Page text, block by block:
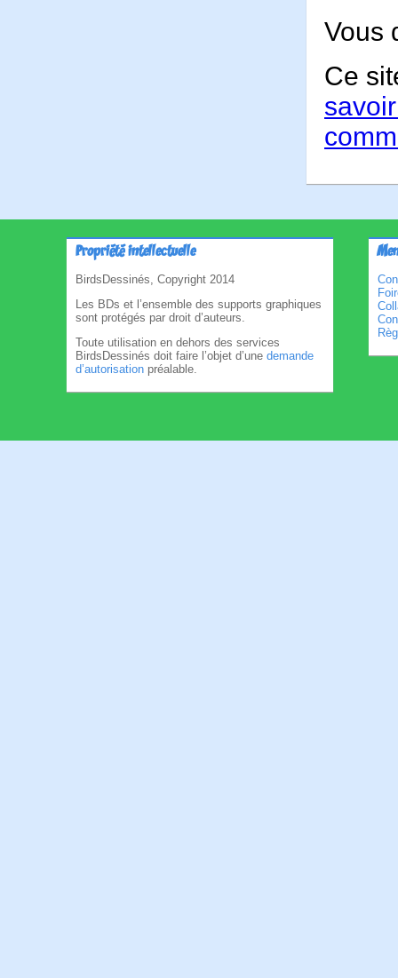
Vous
Ce
Propriété intellectuelle
BirdsDessinés, Copyright 2014
Les BDs et l’ensemble des supports graphiques
sont protégés par droit d’auteurs.
Toute utilisation en dehors des services
BirdsDessinés doit faire l’objet d’une demande
d’autorisation préalable.